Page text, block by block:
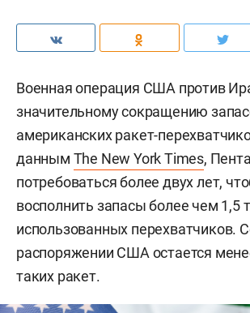
Военная операция США против
значительному сокращению
американских ракет-
данным The New York Times,
потребоваться более двух лет,
восполнить запасы более чем 1,5
использованных перехватчиков.
распоряжении США остается
таких ракет.